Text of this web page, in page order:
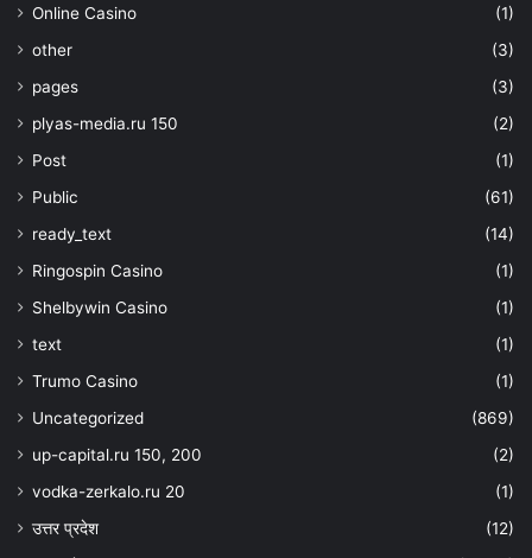
Online Casino
(1)
other
(3)
pages
(3)
plyas-media.ru 150
(2)
Post
(1)
Public
(61)
ready_text
(14)
Ringospin Casino
(1)
Shelbywin Casino
(1)
text
(1)
Trumo Casino
(1)
Uncategorized
(869)
up-capital.ru 150, 200
(2)
vodka-zerkalo.ru 20
(1)
उत्तर प्रदेश
(12)